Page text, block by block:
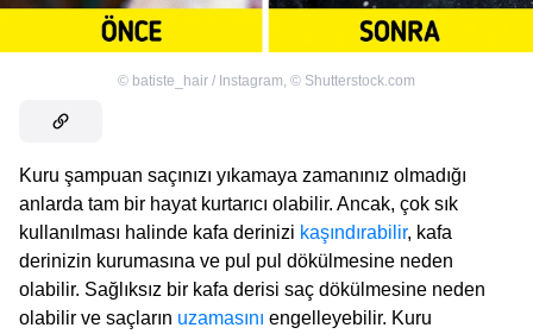
© batiste_hair / Instagram, © Shutterstock.com
Kuru şampuan saçınızı yıkamaya zamanınız olmadığı
anlarda tam bir hayat kurtarıcı olabilir. Ancak, çok sık
kullanılması halinde kafa derinizi kaşındırabilir, kafa
derinizin kurumasına ve pul pul dökülmesine neden
olabilir. Sağlıksız bir kafa derisi saç dökülmesine neden
olabilir ve saçların uzamasını engelleyebilir. Kuru